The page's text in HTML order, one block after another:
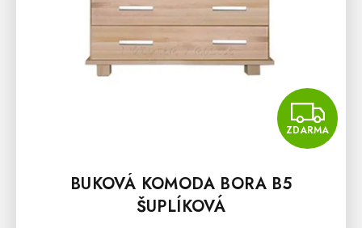
ZDARMA
BUKOVÁ KOMODA BORA B5
ŠUPLÍKOVÁ